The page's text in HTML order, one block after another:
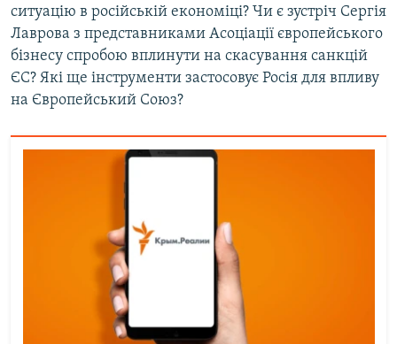
ситуацію в російській економіці? Чи є зустріч Сергія
Лаврова з представниками Асоціації європейського
бізнесу спробою вплинути на скасування санкцій
ЄС? Які ще інструменти застосовує Росія для впливу
на Європейський Союз?